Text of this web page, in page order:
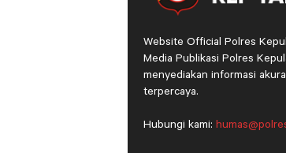
Website Official Polres
Media Publikasi Polres
menyediakan informasi
terpercaya.
Hubungi kami: